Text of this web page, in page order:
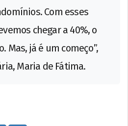
Com esses
chegar a 40%, o
Mas, já é um começo”,
Maria de Fátima.